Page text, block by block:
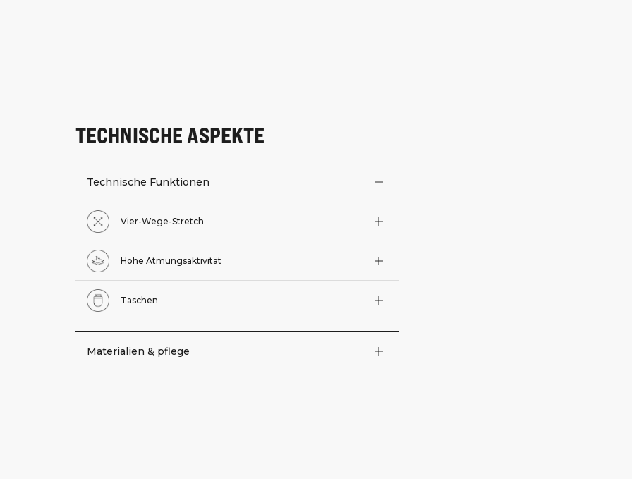
TECHNISCHE ASPEKTE
Technische Funktionen
Vier-Wege-Stretch
Hohe Atmungsaktivität
Taschen
Materialien & pflege